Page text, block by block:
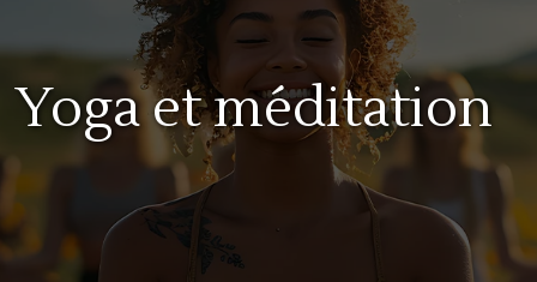
Yoga et méditation